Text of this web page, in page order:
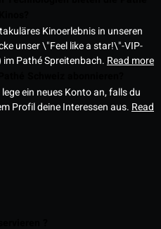
Kinoerlebnis in unseren
unser \"Feel like a star!\"-VIP-
Pathé Spreitenbach. Read more
ein neues Konto an, falls du
Profil deine Interessen aus. Read